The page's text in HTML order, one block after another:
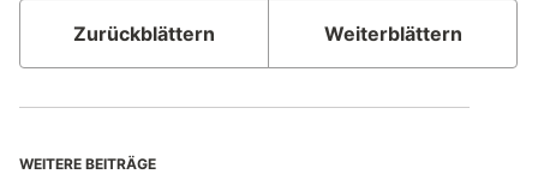
Zurückblättern Weiterblättern
WEITERE BEITRÄGE